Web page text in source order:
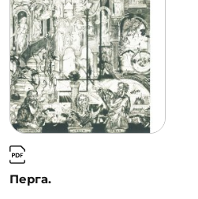
Перга.